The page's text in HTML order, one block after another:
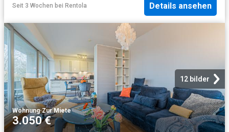
Seit 3 Wochen bei Rentola Details ansehen
12 bilder
Wohnung·Zur Miete
3.050 €